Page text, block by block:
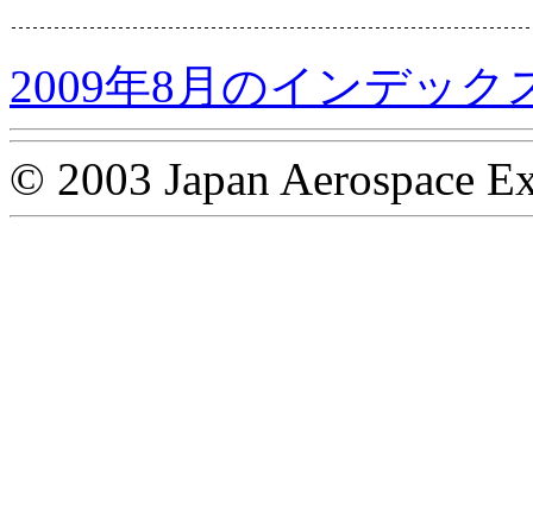
2009年8月のインデック
© 2003 Japan Aerospace